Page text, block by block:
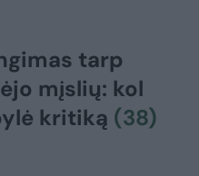
tarp
mįslių: kol
kritiką (38)